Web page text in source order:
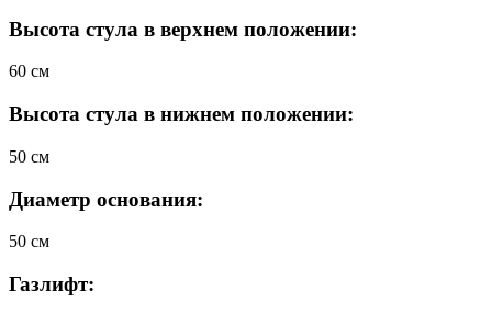
Высота стула в верхнем положении:
60 см
Высота стула в нижнем положении:
50 см
Диаметр основания:
50 см
Газлифт: